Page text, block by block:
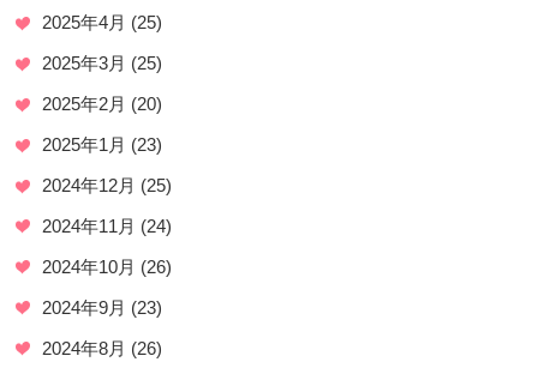
2025年4月 (25)
2025年3月 (25)
2025年2月 (20)
2025年1月 (23)
2024年12月 (25)
2024年11月 (24)
2024年10月 (26)
2024年9月 (23)
2024年8月 (26)